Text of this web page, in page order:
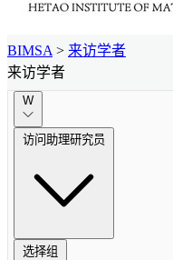
BIMSA > 来访学者
来访学者
W
访问助理研究员
选择组